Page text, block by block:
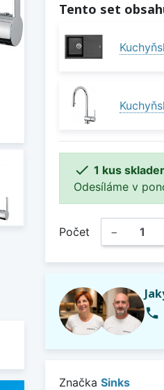
Tento set
 1 kus
Odesíláme v
Počet −
phone
Značka Sinks